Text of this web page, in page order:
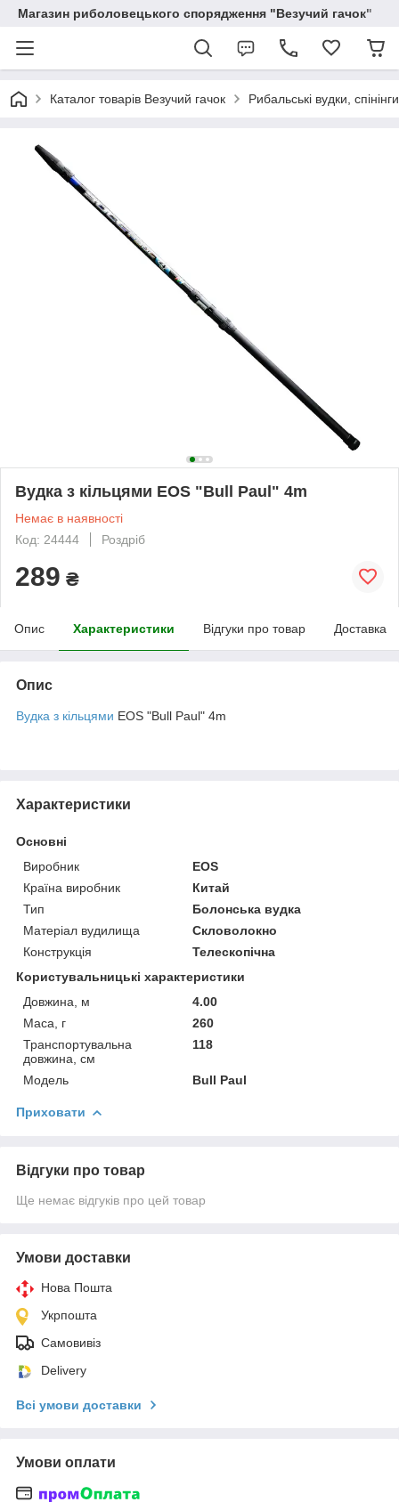
Магазин риболовецького спорядження "Везучий гачок"
Каталог товарів Везучий гачок Рибальські вудки,
Вудка з кільцями EOS "Bull Paul" 4m
Немає в наявності
Код: 24444
Роздріб
289 ₴
Опис Характеристики Відгуки про товар Доставка
Опис
Вудка з кільцями EOS "Bull Paul" 4m
Характеристики
Основні
Виробник
EOS
Країна виробник
Китай
Тип
Болонська вудка
Матеріал вудилища
Скловолокно
Конструкція
Телескопічна
Користувальницькі характеристики
Довжина, м
4.00
Маса, г
260
Транспортувальна
довжина, см
118
Мoдель Bull Paul
Приховати
Відгуки про товар
Ще немає відгуків про цей товар
Умови доставки
Нова Пошта
Укрпошта
Самовивіз
Delivery
Всі умови доставки
Умови оплати